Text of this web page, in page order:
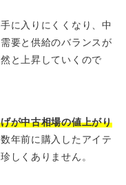
に入りにくくなり、中
要と供給のバランスが
と上昇していくので
が中古相場の値上がり
年前に購入したアイテ
しくありません。